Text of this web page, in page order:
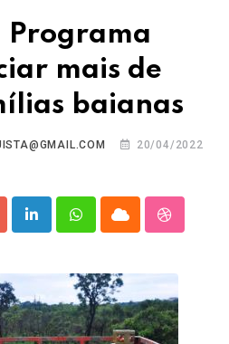
Programa
mais de
baianas
20/04/2022
LinkedInWhatsappCloud